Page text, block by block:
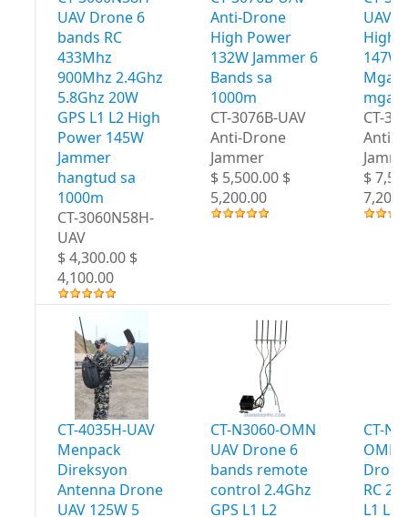
UAV Drone 6
bands RC
433Mhz
900Mhz 2.4Ghz
5.8Ghz 20W
GPS L1 L2 High
Power 145W
Jammer
hangtud sa
1000m
CT-3060N58H-
UAV
$ 4,300.00 $
4,100.00
Anti-Drone
High Power
132W Jammer 6
Bands sa
1000m
CT-3076B-UAV
Anti-Drone
Jammer
$ 5,500.00 $
5,200.00
UAV
High
147W
Mga
mga
CT-
Anti-
$
CT-4035H-UAV
Menpack
Direksyon
Antenna Drone
UAV 125W 5
CT-N3060-OMN
UAV Drone 6
bands remote
control 2.4Ghz
GPS L1 L2
CT-
OMN
RC
L1 L2